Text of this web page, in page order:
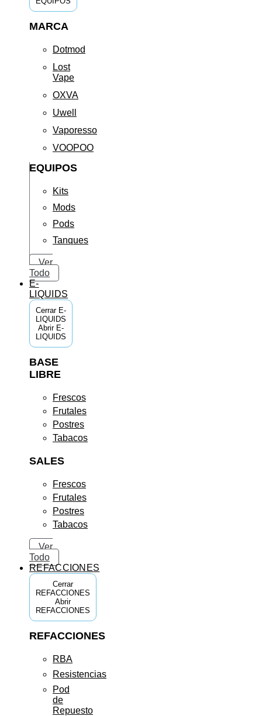
MARCA
Dotmod
Lost
Vape
OXVA
Uwell
Vaporesso
VOOPOO
EQUIPOS
Kits
Mods
Pods
Tanques
Ver
Todo
E-
LIQUIDS
Cerrar E-
LIQUIDS
Abrir E-
LIQUIDS
BASE
LIBRE
Frescos
Frutales
Postres
Tabacos
SALES
Frescos
Frutales
Postres
Tabacos
Ver
Todo
REFACCIONES
Cerrar
REFACCIONES
Abrir
REFACCIONES
REFACCIONES
RBA
Resistencias
Pod
de
Repuesto